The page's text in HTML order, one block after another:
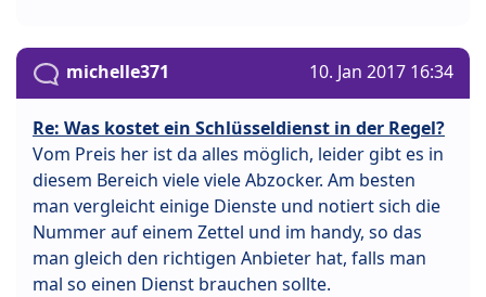
michelle371 10. Jan 2017 16:34
Re: Was kostet ein Schlüsseldienst in der Regel?
Vom Preis her ist da alles möglich, leider gibt es in
diesem Bereich viele viele Abzocker. Am besten
man vergleicht einige Dienste und notiert sich die
Nummer auf einem Zettel und im handy, so das
man gleich den richtigen Anbieter hat, falls man
mal so einen Dienst brauchen sollte.